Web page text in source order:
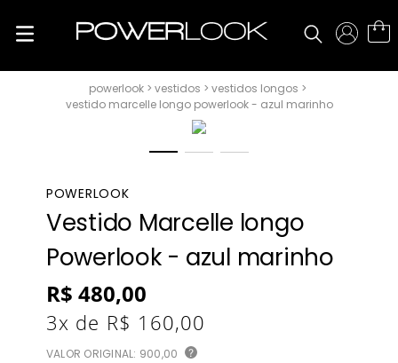
vestidos
vestidos longos
vestido marcelle longo powerlook - azul marinho
POWERLOOK
Vestido Marcelle longo
Powerlook - azul marinho
R$ 480,00
3x de R$ 160,00
VALOR ORIGINAL: 900,00 ?